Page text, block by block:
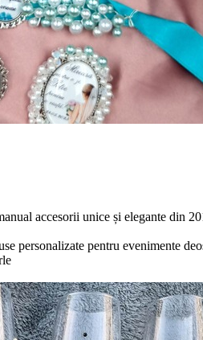
accesorii unice și elegante din
personalizate pentru evenimente